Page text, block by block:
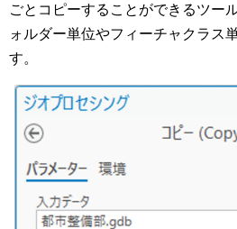
ごとコピーすることができるツー
ォルダー単位やフィーチャクラス
す。